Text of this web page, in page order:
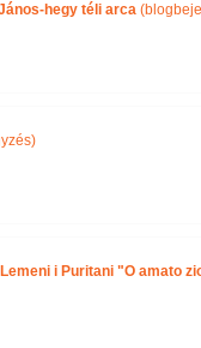
hegy téli arca
i Puritani "O amato